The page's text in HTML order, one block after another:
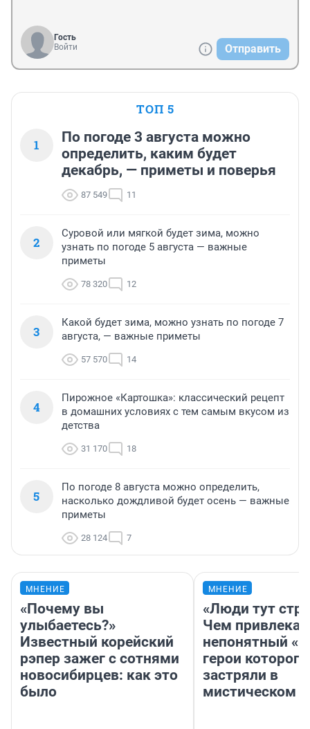
Гость
Войти
Отправить
ТОП 5
1
По погоде 3 августа можно
определить, каким будет
декабрь, — приметы и поверья
87 549 11
2
Суровой или мягкой будет зима, можно
узнать по погоде 5 августа — важные
приметы
78 320 12
3
Какой будет зима, можно узнать по погоде 7
августа, — важные приметы
57 570 14
4
Пирожное «Картошка»: классический рецепт
в домашних условиях с тем самым вкусом из
детства
31 170 18
5
По погоде 8 августа можно определить,
насколько дождливой будет осень — важные
приметы
28 124 7
МНЕНИЕ
«Почему вы
улыбаетесь?»
Известный корейский
рэпер зажег с сотнями
новосибирцев: как это
было
МНЕНИЕ
«Люди тут
Чем
непонятный
герои которого
застряли в
мистическом